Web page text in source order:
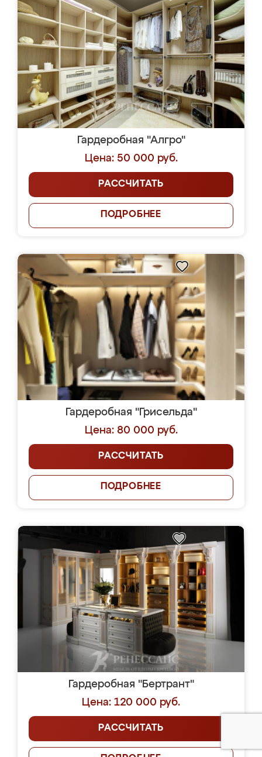
Гардеробная "Алгро"
Цена: 50 000 руб.
РАССЧИТАТЬ
ПОДРОБНЕЕ
Гардеробная "Грисельда"
Цена: 80 000 руб.
РАССЧИТАТЬ
ПОДРОБНЕЕ
Гардеробная "Бертрант"
Цена: 120 000 руб.
РАССЧИТАТЬ